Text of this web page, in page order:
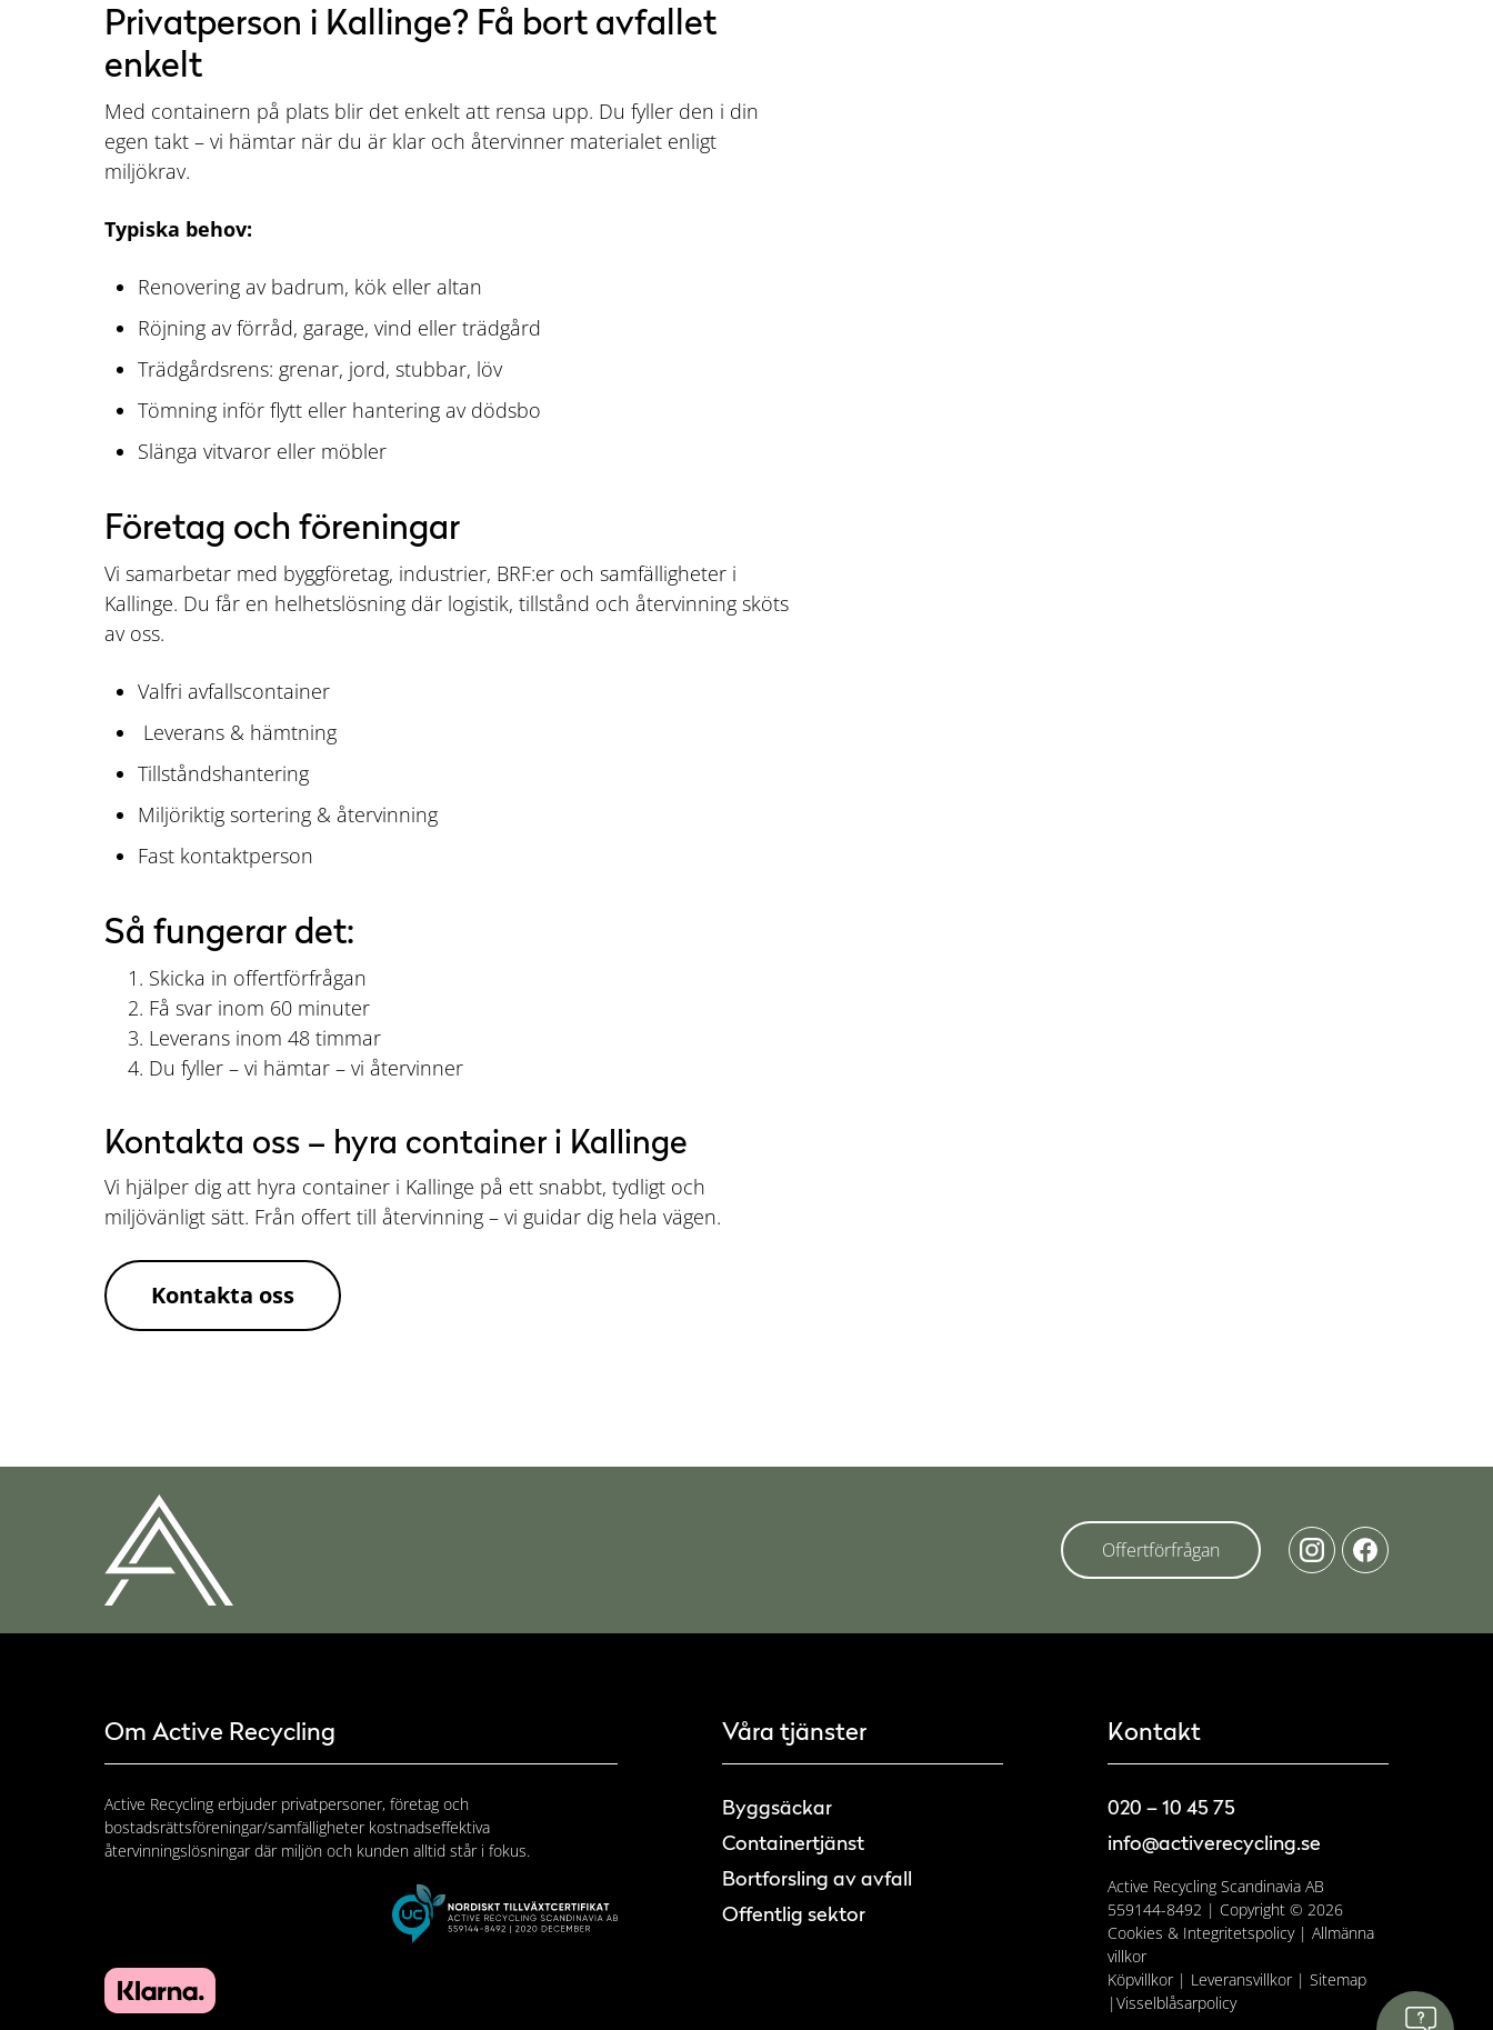
Privatperson i Kallinge? Få bort avfallet
enkelt
Med containern på plats blir det enkelt att rensa upp. Du fyller den i din
egen takt – vi hämtar när du är klar och återvinner materialet enligt
miljökrav.
Typiska behov:
Renovering av badrum, kök eller altan
Röjning av förråd, garage, vind eller trädgård
Trädgårdsrens: grenar, jord, stubbar, löv
Tömning inför flytt eller hantering av dödsbo
Slänga vitvaror eller möbler
Företag och föreningar
Vi samarbetar med byggföretag, industrier, BRF:er och samfälligheter i
Kallinge. Du får en helhetslösning där logistik, tillstånd och återvinning sköts
av oss.
Valfri avfallscontainer
Leverans & hämtning
Tillståndshantering
Miljöriktig sortering & återvinning
Fast kontaktperson
Så fungerar det:
Skicka in offertförfrågan
Få svar inom 60 minuter
Leverans inom 48 timmar
Du fyller – vi hämtar – vi återvinner
Kontakta oss – hyra container i Kallinge
Vi hjälper dig att hyra container i Kallinge på ett snabbt, tydligt och
miljövänligt sätt. Från offert till återvinning – vi guidar dig hela vägen.
Kontakta oss
Offertförfrågan
Om Active Recycling
Active Recycling erbjuder privatpersoner, företag och
bostadsrättsföreningar/samfälligheter kostnadseffektiva
återvinningslösningar där miljön och kunden alltid står i fokus.
Våra tjänster
Byggsäckar
Containertjänst
Bortforsling av avfall
Offentlig sektor
Kontakt
020 – 10 45 75
info@activerecycling.se
Active Recycling Scandinavia AB
559144-8492 | Copyright © 2026
Cookies & Integritetspolicy|Allmänna
villkor
Köpvillkor| Leveransvillkor|Sitemap
|Visselblåsarpolicy